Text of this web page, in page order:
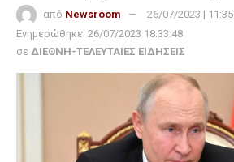
από Newsroom
26/07/2023 | 11:35
Ενημερώθηκε: 26/07/2023 18:33:48
σε ΔΙΕΘΝΗ-ΤΕΛΕΥΤΑΙΕΣ ΕΙΔΗΣΕΙΣ